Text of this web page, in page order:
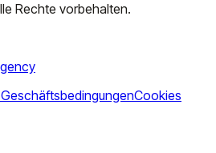
Rechte vorbehalten.
Cookies